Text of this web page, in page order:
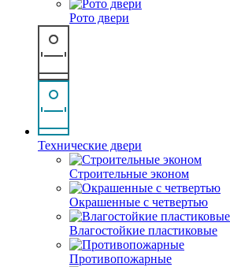
Рото двери
Технические двери
Строительные эконом
Окрашенные с четвертью
Влагостойкие пластиковые
Противопожарные